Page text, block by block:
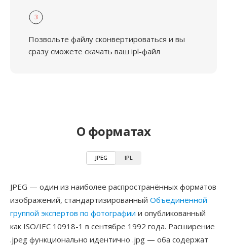
3
Позвольте файлу сконвертироваться и вы
сразу сможете скачать ваш ipl-файл
О форматах
JPEG IPL
JPEG — один из наиболее распространённых форматов
изображений, стандартизированный Объединённой
группой экспертов по фотографии и опубликованный
как ISO/IEC 10918-1 в сентябре 1992 года. Расширение
.jpeg функционально идентично .jpg — оба содержат